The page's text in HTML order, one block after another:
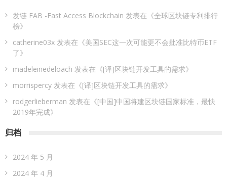
发链 FAB -Fast Access Blockchain 发表在《全球区块链专利排行
榜》
catherine03x 发表在《美国SEC这一次可能更不会批准比特币ETF
了》
madeleinedeloach 发表在《[译]区块链开发工具的需求》
morrispercy 发表在《[译]区块链开发工具的需求》
rodgerlieberman 发表在《[中国]中国将建区块链国家标准，最快
2019年完成》
归档
2024 年 5 月
2024 年 4 月